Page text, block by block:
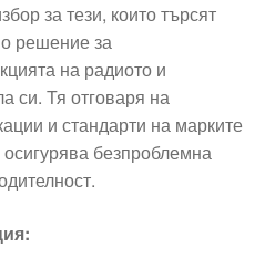
за тези, които търсят
решение за
на радиото и
си. Тя отговаря на
и стандарти на марките
безпроблемна